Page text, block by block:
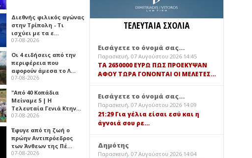
Διεθνής φιλικός αγώνας
στην Τρίπολη - Τι
ισχύει με τα ε…
07-08-2026
Οι 4 ειδήσεις από την
περιφέρεια που
αφορούν άμεσα το Λ…
07-08-2026
"Από 40 Κοπάδια
Μείναμε 5 | Η
Τελευταία Γενιά Κτην…
07-08-2026
Έφυγε από τη ζωή ο
πρώην Αντιπρόεδρος
των Άνθεων της Πέ…
07-08-2026
ΤΕΛΕΥΤΑΙΑ ΣΧΟΛΙΑ
Εισάγετε το όνομά σας...
Παρασκευή, 07 Αυγούστου 2026 14:45
TA 2650000 ΕΥΡΩ ΠΩΣ ΠΡΟΕΚΥΨΑΝ
ΑΦΟΥ ΤΩΡΑ ΓΟΝΟΝΤΑΙ ΟΙ ΜΕΛΕΤΕΣ…
Εισάγετε το όνομά σας...
Παρασκευή, 07 Αυγούστου 2026 14:09
21:29 Για γέλια είσαι εσύ και η
άγνοιά σου ρε…
Δημότης
Παρασκευή, 07 Αυγούστου 2026 14:04